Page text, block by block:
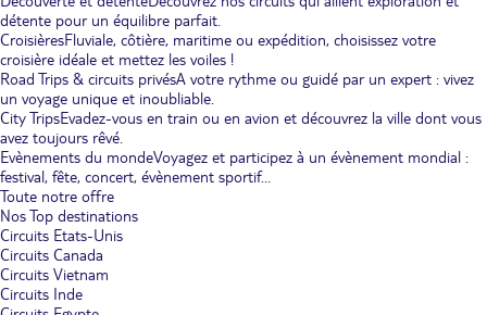
détente pour un équilibre parfait.
CroisièresFluviale, côtière, maritime ou expédition, choisissez votre
croisière idéale et mettez les voiles !
Road Trips & circuits privésA votre rythme ou guidé par un expert : vivez
un voyage unique et inoubliable.
City TripsEvadez-vous en train ou en avion et découvrez la ville dont vous
avez toujours rêvé.
Evènements du mondeVoyagez et participez à un évènement mondial :
festival, fête, concert, évènement sportif...
Toute notre offre
Nos Top destinations
Circuits Etats-Unis
Circuits Canada
Circuits Vietnam
Circuits Inde